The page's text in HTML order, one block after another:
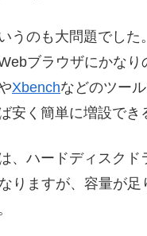
うのも大問題でし
ブラウザにかな
Xbenchなどのツー
安く簡単に増設で
、ハードディスクド
りますが、容量が